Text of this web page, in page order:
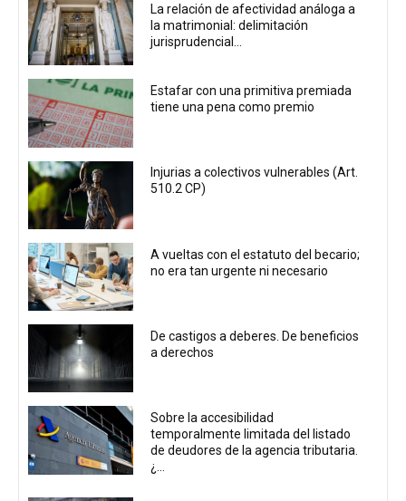
La relación de afectividad análoga a
la matrimonial: delimitación
jurisprudencial...
Estafar con una primitiva premiada
tiene una pena como premio
Injurias a colectivos vulnerables (Art.
510.2 CP)
A vueltas con el estatuto del becario;
no era tan urgente ni necesario
De castigos a deberes. De beneficios
a derechos
Sobre la accesibilidad
temporalmente limitada del listado
de deudores de la agencia tributaria.
¿...